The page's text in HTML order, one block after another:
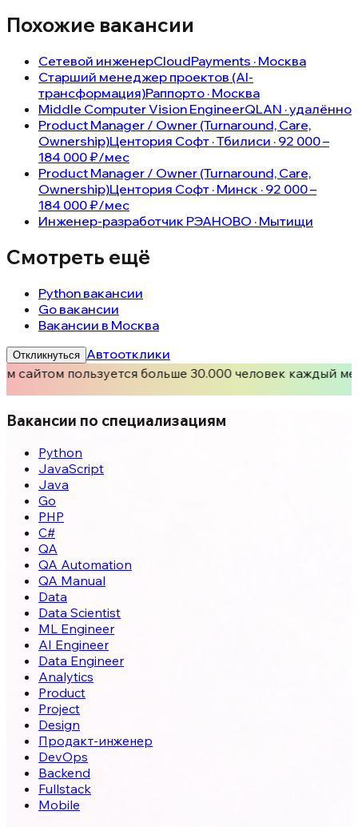
Похожие вакансии
Сетевой инженерCloudPayments · Москва
Cтарший менеджер проектов (AI-
трансформация)Раппорто · Москва
Middle Computer Vision EngineerQLAN · удалённо
Product Manager / Owner (Turnaround, Care,
Ownership)Центория Софт · Тбилиси · 92 000 –
184 000 ₽/мес
Product Manager / Owner (Turnaround, Care,
Ownership)Центория Софт · Минск · 92 000 –
184 000 ₽/мес
Инженер-разработчик РЭАНОВО · Мытищи
Смотреть ещё
Python вакансии
Go вакансии
Вакансии в Москва
Откликнуться Автоотклики
сайтом пользуется больше 30.000 человек каждый
Вакансии по специализациям
Python
JavaScript
Java
Go
PHP
C#
QA
QA Automation
QA Manual
Data
Data Scientist
ML Engineer
AI Engineer
Data Engineer
Analytics
Product
Project
Design
Продакт-инженер
DevOps
Backend
Fullstack
Mobile